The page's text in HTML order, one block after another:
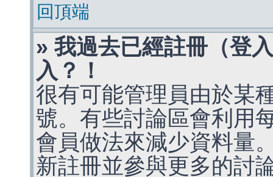
回頂端
» 我過去已經註冊（登
入？！
很有可能管理員由於某
號。有些討論區會利用
會員做法來減少資料量
新註冊並參與更多的討